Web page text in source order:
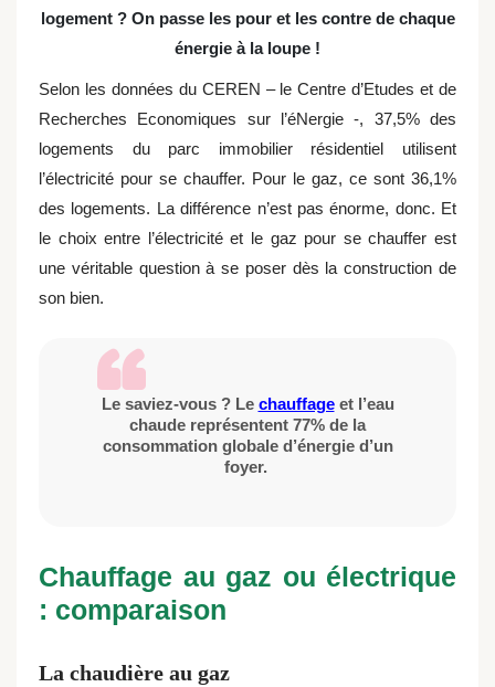
logement ? On passe les pour et les contre de chaque
énergie à la loupe !
Selon les données du CEREN – le Centre d’Etudes et de
Recherches Economiques sur l’éNergie -, 37,5% des
logements du parc immobilier résidentiel utilisent
l’électricité pour se chauffer. Pour le gaz, ce sont 36,1%
des logements. La différence n’est pas énorme, donc. Et
le choix entre l’électricité et le gaz pour se chauffer est
une véritable question à se poser dès la construction de
son bien.
Le saviez-vous ? Le chauffageet l’eau
chaude représentent 77% de la
consommation globale d’énergie d’un
foyer.
Chauffage au gaz ou électrique
: comparaison
La chaudière au gaz